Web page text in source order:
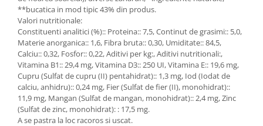
**bucatica in mod tipic 43% din produs.
Valori nutritionale:
Constituenti analitici (%):: Proteina:: 7,5, Continut de grasimi:: 5,0,
Materie anorganica:: 1,6, Fibra bruta:: 0,30, Umiditate:: 84,5,
Calciu:: 0,32, Fosfor:: 0,22, Aditivi per kg:, Aditivi nutritionali:,
Vitamina B1:: 29,4 mg, Vitamina D3:: 250 UI, Vitamina E:: 19,6 mg,
Cupru (Sulfat de cupru (II) pentahidrat):: 1,3 mg, Iod (Iodat de
calciu, anhidru):: 0,24 mg, Fier (Sulfat de fier (II), monohidrat)::
11,9 mg, Mangan (Sulfat de mangan, monohidrat):: 2,4 mg, Zinc
(Sulfat de zinc, monohidrat): : 17,5 mg.
A se pastra la loc racoros si uscat.